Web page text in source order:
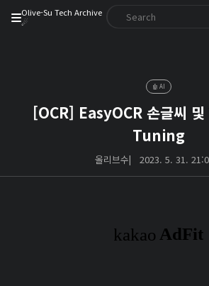
Olive-Su Tech Archive
☄︎
🤖 AI
[OCR] EasyOCR 손글씨
Tuning
올리브수| 2023. 5. 31.